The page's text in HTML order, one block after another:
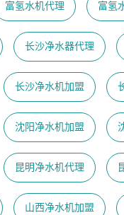
富氢水机代理 富氢
长沙净水器代理
长沙净水机加盟
沈阳净水机加盟
昆明净水机代理
山西净水机加盟